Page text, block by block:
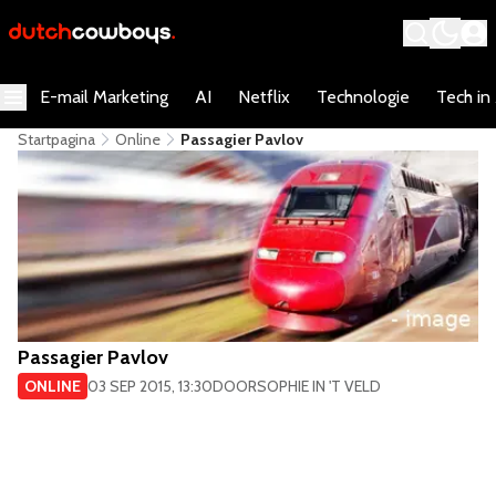
E-mail Marketing AI Netflix Technologie Tech in
Startpagina Online Passagier Pavlov
Passagier Pavlov
ONLINE 03 SEP 2015, 13:30DOORSOPHIE IN 'T VELD